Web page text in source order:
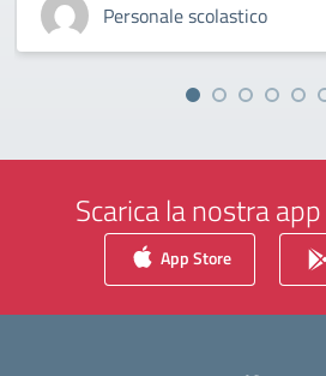
Personale scolastico
Scarica la nostra
App Store